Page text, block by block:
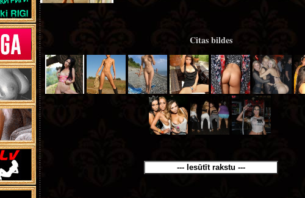
Citas bildes
--- Iesūtīt rakstu ---